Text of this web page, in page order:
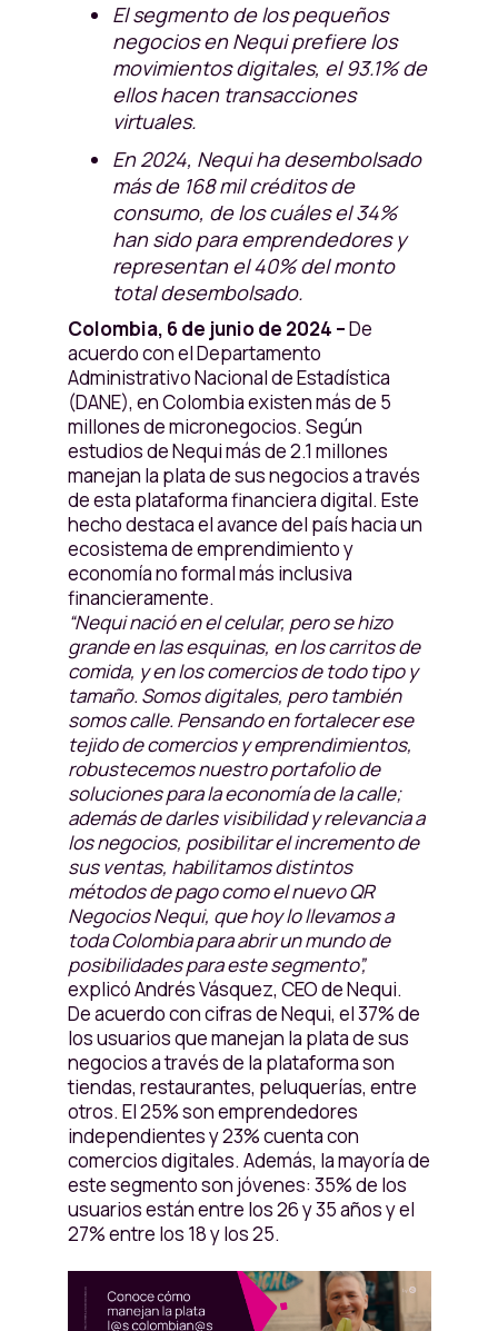
El segmento de los pequeños
negocios en Nequi prefiere los
movimientos digitales, el 93.1% de
ellos hacen transacciones
virtuales.
En 2024, Nequi ha desembolsado
más de 168 mil créditos de
consumo, de los cuáles el 34%
han sido para emprendedores y
representan el 40% del monto
total desembolsado.
Colombia, 6 de junio de 2024 –De
acuerdo con el Departamento
Administrativo Nacional de Estadística
(DANE), en Colombia existen más de 5
millones de micronegocios. Según
estudios de Nequi más de 2.1 millones
manejan la plata de sus negocios a través
de esta plataforma financiera digital. Este
hecho destaca el avance del país hacia un
ecosistema de emprendimiento y
economía no formal más inclusiva
financieramente.
“Nequi nació en el celular, pero se hizo
grande en las esquinas, en los carritos de
comida, y en los comercios de todo tipo y
tamaño. Somos digitales, pero también
somos calle. Pensando en fortalecer ese
tejido de comercios y emprendimientos,
robustecemos nuestro portafolio de
soluciones para la economía de la calle;
además de darles visibilidad y relevancia a
los negocios, posibilitar el incremento de
sus ventas, habilitamos distintos
métodos de pago como el nuevo QR
Negocios Nequi, que hoy lo llevamos a
toda Colombia para abrir un mundo de
posibilidades para este segmento”,
explicó Andrés Vásquez, CEO de Nequi.
De acuerdo con cifras de Nequi, el 37% de
los usuarios que manejan la plata de sus
negocios a través de la plataforma son
tiendas, restaurantes, peluquerías, entre
otros. El 25% son emprendedores
independientes y 23% cuenta con
comercios digitales. Además, la mayoría de
este segmento son jóvenes: 35% de los
usuarios están entre los 26 y 35 años y el
27% entre los 18 y los 25.